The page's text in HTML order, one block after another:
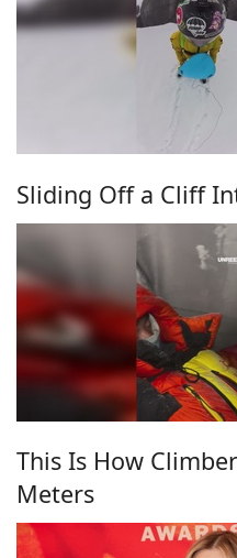
Sliding Off a Cliff
This Is How
Meters